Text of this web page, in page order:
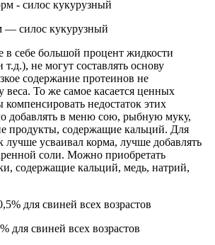
— силос кукурузный
себе большой процент жидкости
т.д.), не могут составлять основу
содержание протеинов не
веса. То же самое касается ценных
недостаток этих
добавлять в меню сою, рыбную муку,
продукты, содержащие кальций. Для
лучше усваивал корма, лучше добавлять
соли. Можно приобретать
содержащие кальций, медь, натрий,
для свиней всех возрастов